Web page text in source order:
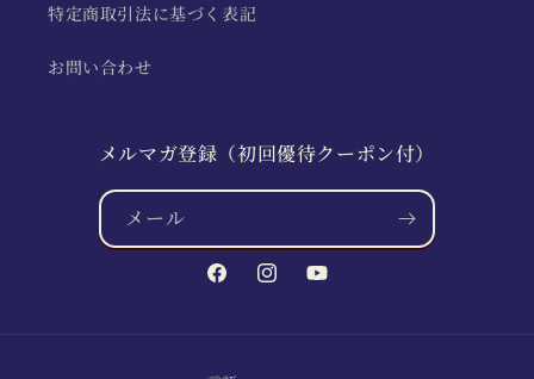
特定商取引法に基づく表記
お問い合わせ
メルマガ登録（初回優待クーポン付）
メール
FacebookInstagramYouTube